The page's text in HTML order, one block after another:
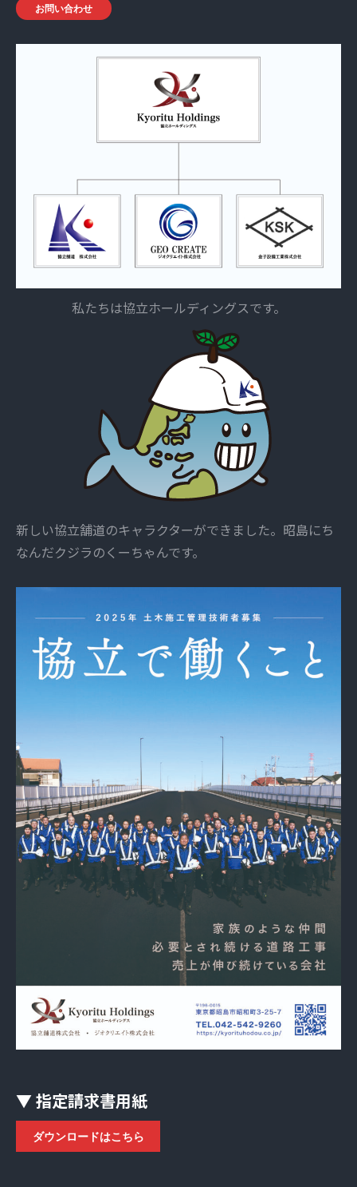
お問い合わせ
私たちは協立ホールディングスです。
新しい協立舗道のキャラクターができました。昭島にち
なんだクジラのくーちゃんです。
▼ 指定請求書用紙
ダウンロードはこちら